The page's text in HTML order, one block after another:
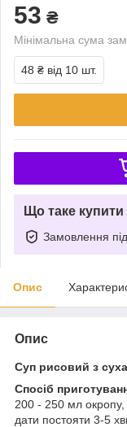
53 ₴
Мінімальна сума
48 ₴ від 10 шт.
Що таке
Замовлення
Опис
Опис
Суп рисовий з
Спосіб
200 - 250 мл окропу,
дати постояти 3-5